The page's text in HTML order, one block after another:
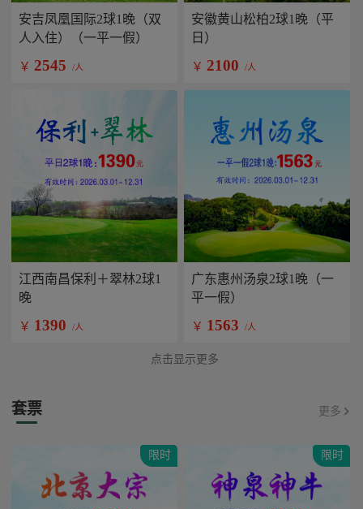
安吉凤凰国际2球1晚（双
人入住）（一平一假）
￥ 2545 /人
安徽黄山松柏2球1晚（平
日）
￥ 2100 /人
江西南昌保利＋翠林2球1
晚
￥ 1390 /人
广东惠州汤泉2球1晚（一
平一假）
￥ 1563 /人
点击显示更多
套票 更多
限时 限时